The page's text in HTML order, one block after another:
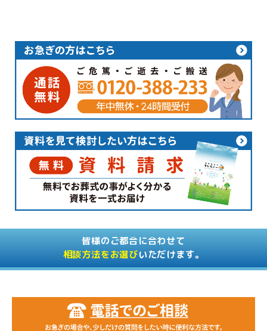
皆様のご都合に合わせて
相談方法をお選びいただけます。